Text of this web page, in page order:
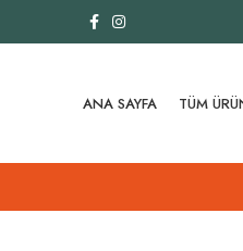
ANA SAYFA TÜM